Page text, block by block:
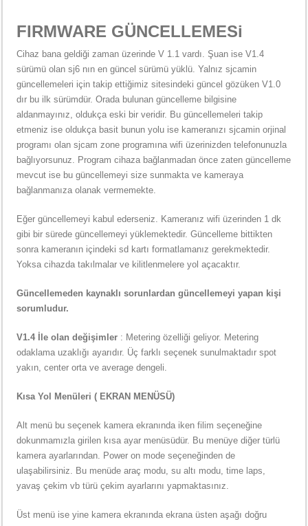
FIRMWARE GÜNCELLEMESi
Cihaz bana geldiği zaman üzerinde V 1.1 vardı. Şuan ise V1.4
sürümü olan sj6 nın en güncel sürümü yüklü. Yalnız sjcamin
güncellemeleri için takip ettiğimiz sitesindeki güncel gözüken V1.0
dır bu ilk sürümdür. Orada bulunan güncelleme bilgisine
aldanmayınız, oldukça eski bir veridir. Bu güncellemeleri takip
etmeniz ise oldukça basit bunun yolu ise kameranızı sjcamin orjinal
programı olan sjcam zone programına wifi üzerinizden telefonunuzla
bağlıyorsunuz. Program cihaza bağlanmadan önce zaten güncelleme
mevcut ise bu güncellemeyi size sunmakta ve kameraya
bağlanmanıza olanak vermemekte.
Eğer güncellemeyi kabul ederseniz. Kameranız wifi üzerinden 1 dk
gibi bir sürede güncellemeyi yüklemektedir. Güncelleme bittikten
sonra kameranın içindeki sd kartı formatlamanız gerekmektedir.
Yoksa cihazda takılmalar ve kilitlenmelere yol açacaktır.
Güncellemeden kaynaklı sorunlardan güncellemeyi yapan kişi
sorumludur.
V1.4 İle olan değişimler : Metering özelliği geliyor. Metering
odaklama uzaklığı ayarıdır. Üç farklı seçenek sunulmaktadır spot
yakın, center orta ve average dengeli.
Kısa Yol Menüleri ( EKRAN MENÜSÜ)
Alt menü bu seçenek kamera ekranında iken filim seçeneğine
dokunmamızla girilen kısa ayar menüsüdür. Bu menüye diğer türlü
kamera ayarlarından. Power on mode seçeneğinden de
ulaşabilirsiniz. Bu menüde araç modu, su altı modu, time laps,
yavaş çekim vb türü çekim ayarlarını yapmaktasınız.
Üst menü ise yine kamera ekranında ekrana üsten aşağı doğru